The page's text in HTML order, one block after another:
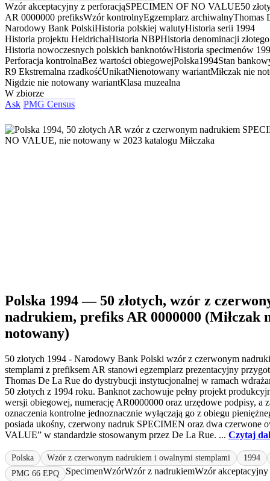
Wzór akceptacyjny z perforacjąSPECIMEN OF NO VALUE50
AR 0000000 prefiksWzór kontrolnyEgzemplarz archiwalnyThomas
Narodowy Bank PolskiHistoria polskiej walutyHistoria serii 1994
Historia projektu HeidrichaHistoria NBPHistoria denominacji złotego
Historia nowoczesnych polskich banknotówHistoria specimenów
Perforacja kontrolnaBez wartości obiegowejPolska1994Stan
R9 Ekstremalna rzadkośćUnikatNienotowany wariantMiłczak nie
Nigdzie nie notowany wariantKlasa muzealna
W zbiorze
Ask PMG Census
Polska 1994 — 50 złotych, wzór z
nadrukiem, prefiks AR 0000000 (Miłczak
notowany)
50 złotych 1994 - Narodowy Bank Polski wzór z czerwonym
stemplami z prefiksem AR stanowi egzemplarz prezentacyjny
Thomas De La Rue do dystrybucji instytucjonalnej w ramach
50 złotych z 1994 roku. Banknot zachowuje pełny projekt
wersji obiegowej, numerację AR0000000 oraz urzędowe podpisy, a
oznaczenia kontrolne jednoznacznie wyłączają go z obiegu
posiada ukośny, czerwony nadruk SPECIMEN oraz dwa czerwone
VALUE” w standardzie stosowanym przez De La Rue. ... Czytaj
Polska Wzór z czerwonym nadrukiem i owalnymi stemplami
1994
PMG 66 EPQ
SpecimenWzórWzór z nadrukiemWzór